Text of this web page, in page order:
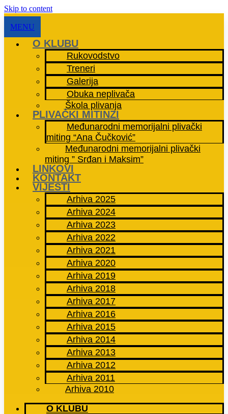
Skip to content
MENU
O KLUBU
Rukovodstvo
Treneri
Galerija
Obuka neplivača
Škola plivanja
PLIVAČKI MITINZI
Međunarodni memorijalni plivački
miting “Ana Čučković”
Međunarodni memorijalni plivački
miting ” Srđan i Maksim”
LINKOVI
KONTAKT
VIJESTI
Arhiva 2025
Arhiva 2024
Arhiva 2023
Arhiva 2022
Arhiva 2021
Arhiva 2020
Arhiva 2019
Arhiva 2018
Arhiva 2017
Arhiva 2016
Arhiva 2015
Arhiva 2014
Arhiva 2013
Arhiva 2012
Arhiva 2011
Arhiva 2010
O KLUBU